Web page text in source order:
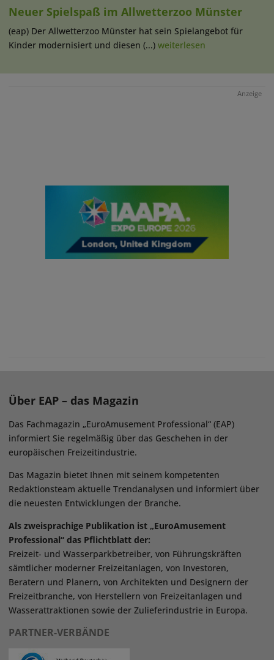
Neuer Spielspaß im Allwetterzoo Münster
(eap) Der Allwetterzoo Münster hat sein Spielangebot für
Kinder modernisiert und diesen (...) weiterlesen
Anzeige
Über EAP – das Magazin
Das Fachmagazin „EuroAmusement Professional“ (EAP)
informiert Sie regelmäßig über das Geschehen in der
europäischen Freizeitindustrie.
Das Magazin bietet Ihnen mit seinem kompetenten
Redaktionsteam aktuelle Trendanalysen und informiert über
die neuesten Entwicklungen der Branche.
Als zweisprachige Publikation ist „EuroAmusement
Professional“ das Pflichtblatt der:
Freizeit- und Wasserparkbetreiber, von Führungskräften
sämtlicher moderner Freizeitanlagen, von Investoren,
Beratern und Planern, von Architekten und Designern der
Freizeitbranche, von Herstellern von Freizeitanlagen und
Wasserattraktionen sowie der Zulieferindustrie in Europa.
PARTNER-VERBÄNDE